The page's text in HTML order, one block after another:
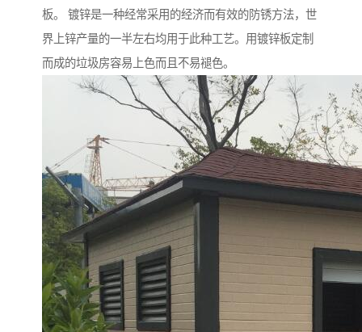
板。 镀锌是一种经常采用的经济而有效的防锈方法，世
界上锌产量的一半左右均用于此种工艺。用镀锌板定制
而成的垃圾房容易上色而且不易褪色。